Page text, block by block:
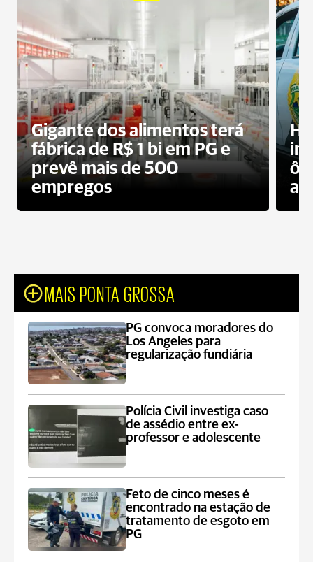
Gigante dos alimentos terá
fábrica de R$ 1 bi em PG e
prevê mais de 500
empregos
MAIS PONTA GROSSA
PG convoca moradores do
Los Angeles para
regularização fundiária
Polícia Civil investiga caso
de assédio entre ex-
professor e adolescente
Feto de cinco meses é
encontrado na estação de
tratamento de esgoto em
PG